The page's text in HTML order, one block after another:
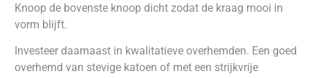
Knoop de bovenste knoop dicht zodat de kraag mooi in
vorm blijft.
Investeer daarnaast in kwalitatieve overhemden. Een goed
overhemd van stevige katoen of met een strijkvrije